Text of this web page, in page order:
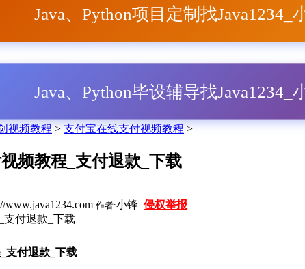
Java、Python项目定制找
Java、Python毕设辅导找
视频教程 > 支付宝在线支付视频教程 >
频教程_支付退款_下载
www.java1234.com 作者:小锋 侵权举报
支付退款_下载
支付退款_下载